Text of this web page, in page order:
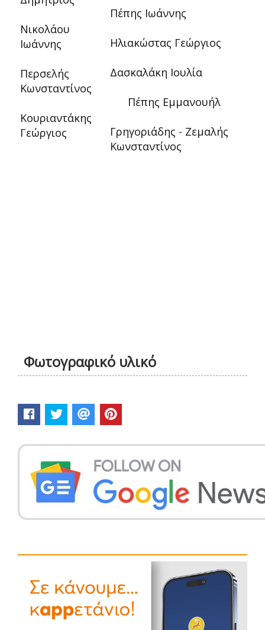
Νικολάου
Ιωάννης
Περσελής
Κωνσταντίνος
Κουριαντάκης
Γεώργιος
Πέπης Ιωάννης
Ηλιακώστας Γεώργιος
Δασκαλάκη Ιουλία
Πέπης Εμμανουήλ
Γρηγοριάδης - Ζεμαλής
Κωνσταντίνος
Φωτογραφικό υλικό